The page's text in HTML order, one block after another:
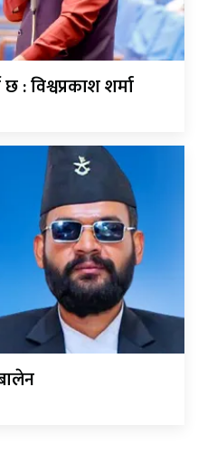
: विश्वप्रकाश शर्मा